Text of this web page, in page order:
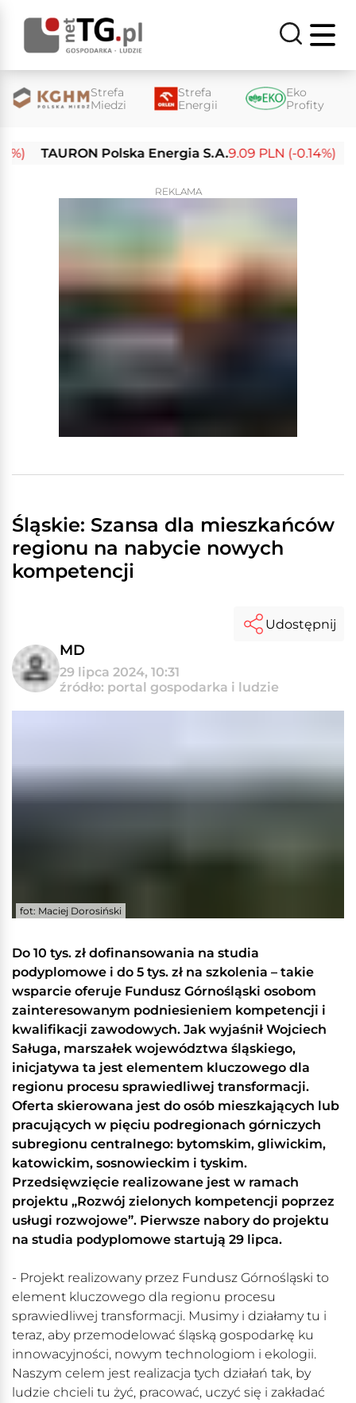
Strefa
Miedzi
Strefa
Energii
Eko
Profity
TAURON Polska Energia S.A. 9.09 PLN (-0.14%)
REKLAMA
Śląskie: Szansa dla mieszkańców
regionu na nabycie nowych
kompetencji
MD
29 lipca 2024, 10:31
źródło: portal gospodarka i ludzie
Udostępnij
fot: Maciej Dorosiński
Do 10 tys. zł dofinansowania na studia
podyplomowe i do 5 tys. zł na szkolenia – takie
wsparcie oferuje Fundusz Górnośląski osobom
zainteresowanym podniesieniem kompetencji i
kwalifikacji zawodowych. Jak wyjaśnił Wojciech
Saługa, marszałek województwa śląskiego,
inicjatywa ta jest elementem kluczowego dla
regionu procesu sprawiedliwej transformacji.
Oferta skierowana jest do osób mieszkających lub
pracujących w pięciu podregionach górniczych
subregionu centralnego: bytomskim, gliwickim,
katowickim, sosnowieckim i tyskim.
Przedsięwzięcie realizowane jest w ramach
projektu „Rozwój zielonych kompetencji poprzez
usługi rozwojowe”. Pierwsze nabory do projektu
na studia podyplomowe startują 29 lipca.
- Projekt realizowany przez Fundusz Górnośląski to
element kluczowego dla regionu procesu
sprawiedliwej transformacji. Musimy i działamy tu i
teraz, aby przemodelować śląską gospodarkę ku
innowacyjności, nowym technologiom i ekologii.
Naszym celem jest realizacja tych działań tak, by
ludzie chcieli tu żyć, pracować, uczyć się i zakładać